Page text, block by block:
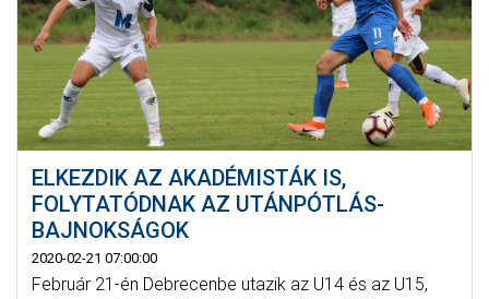
ELKEZDIK AZ AKADÉMISTÁK IS,
FOLYTATÓDNAK AZ UTÁNPÓTLÁS-
BAJNOKSÁGOK
2020-02-21 07:00:00
Február 21-én Debrecenbe utazik az U14 és az U15,